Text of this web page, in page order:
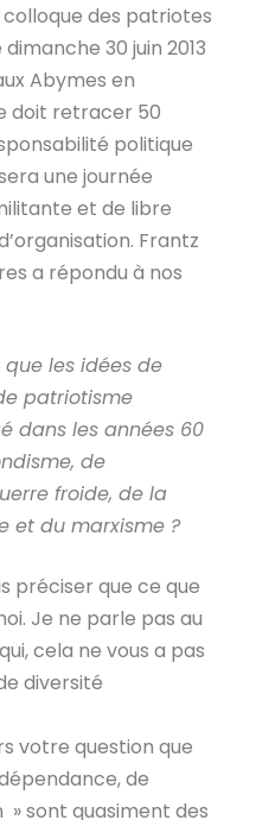
colloque des patriotes
30 juin 2013
Abymes en
doit retracer 50
politique
une journée
et de libre
Frantz
a répondu à nos
que les idées de
patriotisme
dans les années 60
de
froide, de la
et du marxisme ?
préciser que ce que
Je ne parle pas au
cela ne vous a pas
diversité
votre question que
de
sont quasiment des